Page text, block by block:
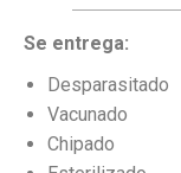
Se entrega:
Desparasitado
Vacunado
Chipado